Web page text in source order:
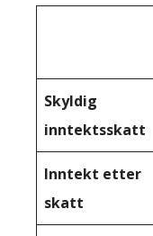
Skyldig
inntektsskatt
Inntekt etter
skatt